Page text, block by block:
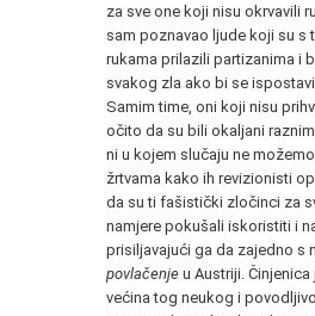
za sve one koji nisu okrvavili
sam poznavao ljude koji su s
rukama prilazili partizanima i
svakog zla ako bi se
Samim time, oni koji nisu
očito da su bili okaljani
ni u kojem slučaju ne
žrtvama kako ih revizionisti
da su ti fašistički zločinci za
namjere pokušali iskoristiti i
prisiljavajući ga da zajedno s
povlačenje u Austriji.
većina tog neukog i